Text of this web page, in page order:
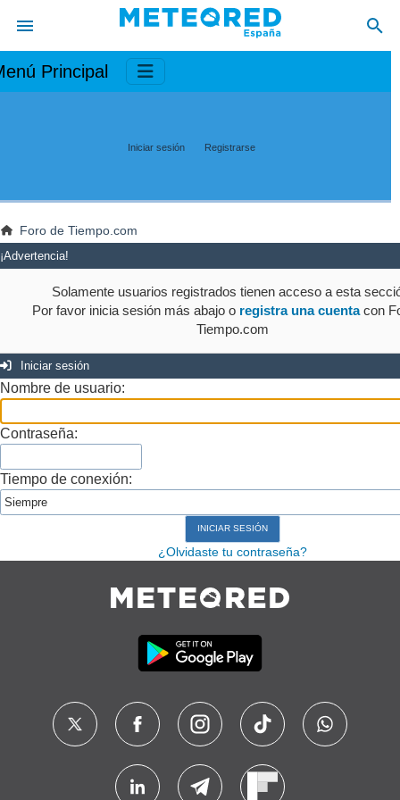
Principal
Iniciar sesión Registrarse
Foro de Tiempo.com
¡Advertencia!
Solamente usuarios registrados tienen acceso a esta
Por favor inicia sesión más abajo o registra una cuentacon
Tiempo.com
Iniciar sesión
Nombre de usuario:
Contraseña:
Tiempo de conexión:
¿Olvidaste tu contraseña?